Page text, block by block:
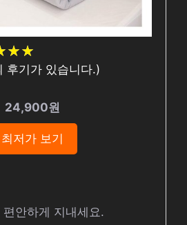
★★
★★
후기가 있습니다.)
24,900원
최저가 보기
안하게 지내세요.